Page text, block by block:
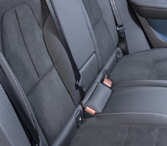
国産車 レクサス ト
ホンダ
ス
三菱
ダ
光岡
その他